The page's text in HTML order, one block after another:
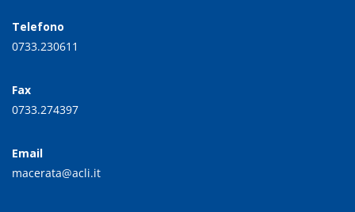
Telefono
0733.230611
Fax
0733.274397
Email
macerata@acli.it